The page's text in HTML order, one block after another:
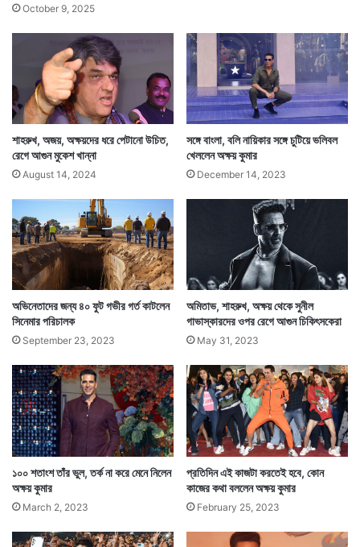
October 9, 2025
শাহরুখ, অজয়, অক্ষয়দের ধরে পেটানো উচিত,
রেগে আগুন মুকেশ খান্না
August 14, 2024
সঙ্গে বাংলা, বলি নায়িকার সঙ্গে চুটিয়ে ভলিবল
খেললেন অক্ষয় কুমার
December 14, 2023
অভিনেতাদের জন্য ৪০ ফুট গভীর গর্ত কাটলেন
সিনেমার পরিচালক
September 23, 2023
অমিতাভ, শাহরুখ, অক্ষয় থেকে সুনীল
গাভাস্কারদের ওপর রেগে আগুন চিকিৎসকেরা
May 31, 2023
১০০ শতাংশ তাঁর ভুল, তর্ক না করে মেনে নিলেন
অক্ষয় কুমার
March 2, 2023
প্রতিদিন এই কাজটা করতেই হবে, কোন
কাজের কথা বললেন অক্ষয় কুমার
February 25, 2023